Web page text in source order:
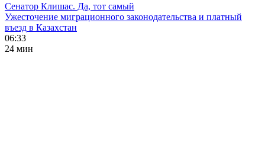
Сенатор Клишас. Да, тот самый
Ужесточение миграционного законодательства и платный
въезд в Казахстан
06:33
24 мин